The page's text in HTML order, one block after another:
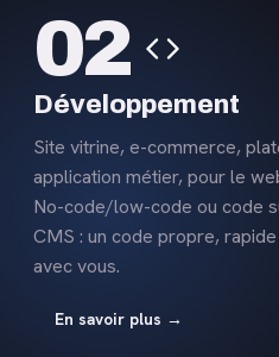
Site vitrine, e-commerce,
application métier, pour le
No-code/low-code ou code
CMS : un code propre,
avec vous.
En savoir plus →
plus
Développement
02